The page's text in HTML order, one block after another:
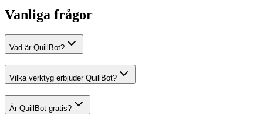
Vanliga frågor
Vad är QuillBot?
Vilka verktyg erbjuder QuillBot?
Är QuillBot gratis?